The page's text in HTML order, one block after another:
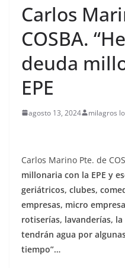
Carlos
COSBA.
deuda
EPE
agosto 13, 2024 milagros
Carlos Marino Pte. de
millonaria con la EPE y
geriátricos, clubes,
empresas, micro
rotiserías, lavanderías,
tendrán agua por
tiempo”…